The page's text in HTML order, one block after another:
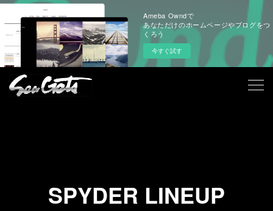
Ameba Owndで
あなただけのホームページやブログをつ
くろう
今すぐ試す
SPYDER LINEUP